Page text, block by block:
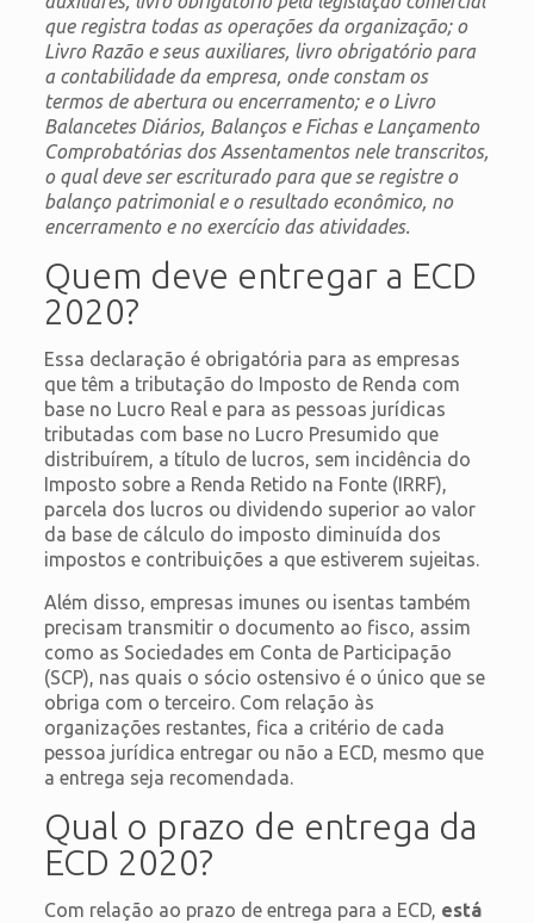
que registra todas as operações da organização; o
Livro Razão e seus auxiliares, livro obrigatório para
a contabilidade da empresa, onde constam os
termos de abertura ou encerramento; e o Livro
Balancetes Diários, Balanços e Fichas e Lançamento
Comprobatórias dos Assentamentos nele transcritos,
o qual deve ser escriturado para que se registre o
balanço patrimonial e o resultado econômico, no
encerramento e no exercício das atividades.
Quem deve entregar a ECD
2020?
Essa declaração é obrigatória para as empresas
que têm a tributação do Imposto de Renda com
base no Lucro Real e para as pessoas jurídicas
tributadas com base no Lucro Presumido que
distribuírem, a título de lucros, sem incidência do
Imposto sobre a Renda Retido na Fonte (IRRF),
parcela dos lucros ou dividendo superior ao valor
da base de cálculo do imposto diminuída dos
impostos e contribuições a que estiverem sujeitas.
Além disso, empresas imunes ou isentas também
precisam transmitir o documento ao fisco, assim
como as Sociedades em Conta de Participação
(SCP), nas quais o sócio ostensivo é o único que se
obriga com o terceiro. Com relação às
organizações restantes, fica a critério de cada
pessoa jurídica entregar ou não a ECD, mesmo que
a entrega seja recomendada.
Qual o prazo de entrega da
ECD 2020?
Com relação ao prazo de entrega para a ECD, está